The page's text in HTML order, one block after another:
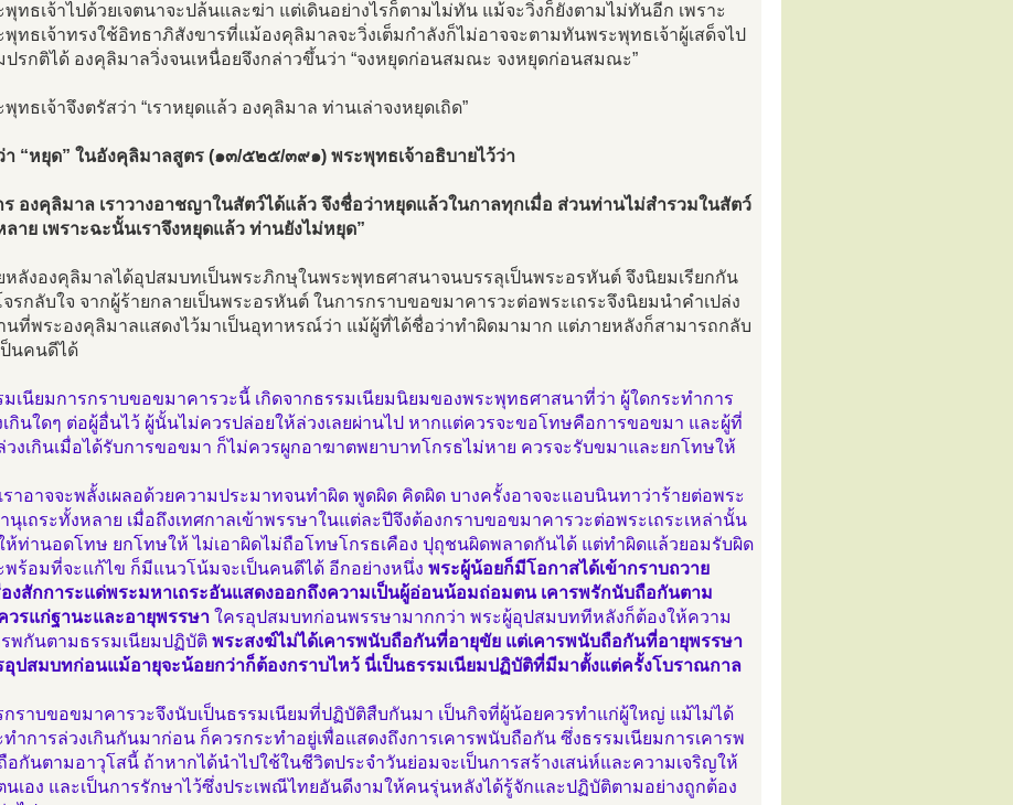
พุทธเจ้าไปด้วยเจตนาจะปล้นและฆ่า แต่เดินอย่างไรก็ตามไม่ทัน แม้จะวิ่งก็ยังตามไม่ทันอีก เพราะ
พุทธเจ้าทรงใช้อิทธาภิสังขารที่แม้องคุลิมาลจะวิ่งเต็มกำลังก็ไม่อาจจะตามทันพระพุทธเจ้าผู้เสด็จไป
ปรกติได้ องคุลิมาลวิ่งจนเหนื่อยจึงกล่าวขึ้นว่า “จงหยุดก่อนสมณะ จงหยุดก่อนสมณะ”
พุทธเจ้าจึงตรัสว่า “เราหยุดแล้ว องคุลิมาล ท่านเล่าจงหยุดเถิด”
า “หยุด” ในอังคุลิมาลสูตร (๑๓/๕๒๕/๓๙๑) พระพุทธเจ้าอธิบายไว้ว่า
ร องคุลิมาล เราวางอาชญาในสัตว์ได้แล้ว จึงชื่อว่าหยุดแล้วในกาลทุกเมื่อ ส่วนท่านไม่สำรวมในสัตว์
ลาย เพราะฉะนั้นเราจึงหยุดแล้ว ท่านยังไม่หยุด”
หลังองคุลิมาลได้อุปสมบทเป็นพระภิกษุในพระพุทธศาสนาจนบรรลุเป็นพระอรหันต์ จึงนิยมเรียกกัน
จรกลับใจ จากผู้ร้ายกลายเป็นพระอรหันต์ ในการกราบขอขมาคารวะต่อพระเถระจึงนิยมนำคำเปล่ง
นที่พระองคุลิมาลแสดงไว้มาเป็นอุทาหรณ์ว่า แม้ผู้ที่ได้ชื่อว่าทำผิดมามาก แต่ภายหลังก็สามารถกลับ
ป็นคนดีได้
มเนียมการกราบขอขมาคารวะนี้ เกิดจากธรรมเนียมนิยมของพระพุทธศาสนาที่ว่า ผู้ใดกระทำการ
เกินใดๆ ต่อผู้อื่นไว้ ผู้นั้นไม่ควรปล่อยให้ล่วงเลยผ่านไป หากแต่ควรจะขอโทษคือการขอขมา และผู้ที่
วงเกินเมื่อได้รับการขอขมา ก็ไม่ควรผูกอาฆาตพยาบาทโกรธไม่หาย ควรจะรับขมาและยกโทษให้
ราอาจจะพลั้งเผลอด้วยความประมาทจนทำผิด พูดผิด คิดผิด บางครั้งอาจจะแอบนินทาว่าร้ายต่อพระ
านุเถระทั้งหลาย เมื่อถึงเทศกาลเข้าพรรษาในแต่ละปีจึงต้องกราบขอขมาคารวะต่อพระเถระเหล่านั้น
ห้ท่านอดโทษ ยกโทษให้ ไม่เอาผิดไม่ถือโทษโกรธเคือง ปุถุชนผิดพลาดกันได้ แต่ทำผิดแล้วยอมรับผิด
พร้อมที่จะแก้ไข ก็มีแนวโน้มจะเป็นคนดีได้ อีกอย่างหนึ่ง พระผู้น้อยก็มีโอกาสได้เข้ากราบถวาย
องสักการะแด่พระมหาเถระอันแสดงออกถึงความเป็นผู้อ่อนน้อมถ่อมตน เคารพรักนับถือกันตาม
วรแก่ฐานะและอายุพรรษา ใครอุปสมบทก่อนพรรษามากกว่า พระผู้อุปสมบททีหลังก็ต้องให้ความ
รพกันตามธรรมเนียมปฏิบัติ พระสงฆ์ไม่ได้เคารพนับถือกันที่อายุขัย แต่เคารพนับถือกันที่อายุพรรษา
อุปสมบทก่อนแม้อายุจะน้อยกว่าก็ต้องกราบไหว้ นี่เป็นธรรมเนียมปฏิบัติที่มีมาตั้งแต่ครั้งโบราณกาล
กราบขอขมาคารวะจึงนับเป็นธรรมเนียมที่ปฏิบัติสืบกันมา เป็นกิจที่ผู้น้อยควรทำแก่ผู้ใหญ่ แม้ไม่ได้
ทำการล่วงเกินกันมาก่อน ก็ควรกระทำอยู่เพื่อแสดงถึงการเคารพนับถือกัน ซึ่งธรรมเนียมการเคารพ
อกันตามอาวุโสนี้ ถ้าหากได้นำไปใช้ในชีวิตประจำวันย่อมจะเป็นการสร้างเสน่ห์และความเจริญให้
นเอง และเป็นการรักษาไว้ซึ่งประเพณีไทยอันดีงามให้คนรุ่นหลังได้รู้จักและปฏิบัติตามอย่างถูกต้อง